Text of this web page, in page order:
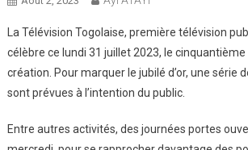
La Télévision Togolaise, première télévision
célèbre ce lundi 31 juillet 2023, le
création. Pour marquer le jubilé d’or, une série
sont prévues à l’intention du public.
Entre autres activités, des journées portes